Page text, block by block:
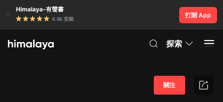
Himalaya-有聲書
4.8k 安裝
打開 App
探索
關注